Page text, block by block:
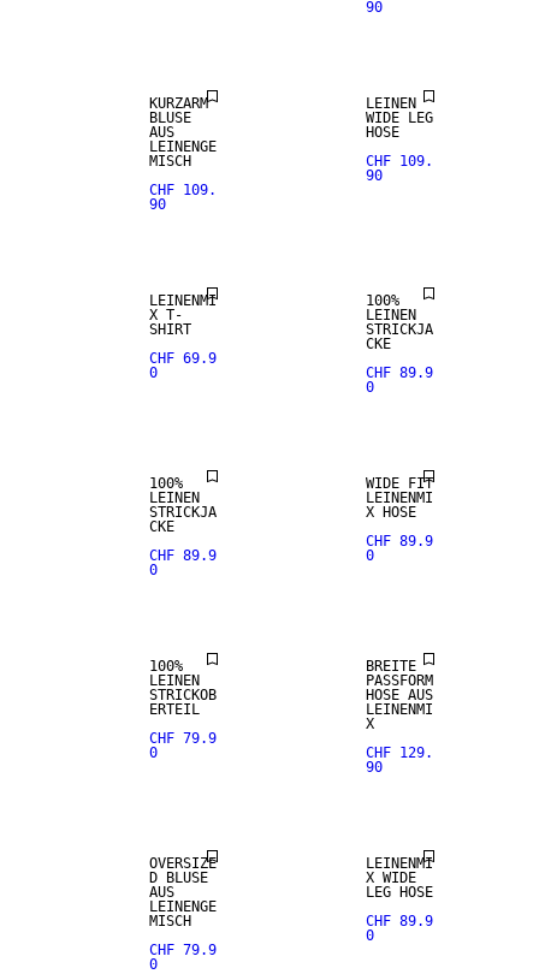
90
KURZARM
BLUSE
AUS
LEINENGE
MISCH
CHF 109.
90
PREMIUM
LEINEN
WIDE LEG
HOSE
CHF 109.
90
LEINENMI
X T-
SHIRT
CHF 69.9
0
LEINEN
100%
LEINEN
STRICKJA
CKE
CHF 89.9
0
100 %
100%
LEINEN
STRICKJA
CKE
CHF 89.9
0
WIDE FIT
LEINENMI
X HOSE
CHF 89.9
0
100 %
LEINEN
PREMIUM
100%
LEINEN
STRICKOB
ERTEIL
CHF 79.9
0
BREITE
PASSFORM
HOSE AUS
LEINENMI
X
CHF 129.
90
OVERSIZE
D BLUSE
AUS
LEINENGE
MISCH
CHF 79.9
0
LEINENMI
X WIDE
LEG HOSE
CHF 89.9
0